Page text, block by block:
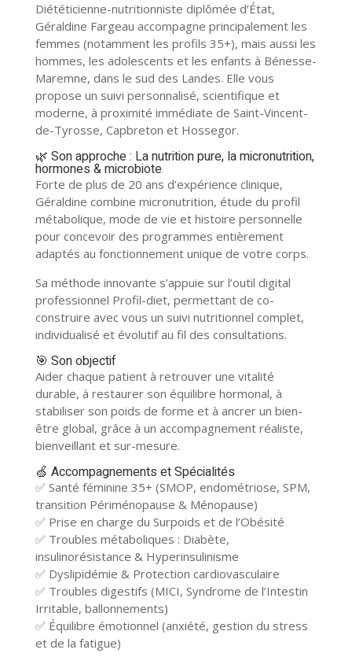
Diététicienne-nutritionniste diplômée d’État,
Géraldine Fargeau accompagne principalement les
femmes (notamment les profils 35+), mais aussi les
hommes, les adolescents et les enfants à Bénesse-
Maremne, dans le sud des Landes. Elle vous
propose un suivi personnalisé, scientifique et
moderne, à proximité immédiate de Saint-Vincent-
de-Tyrosse, Capbreton et Hossegor.
🌿 Son approche : La nutrition pure, la micronutrition,
hormones & microbiote
Forte de plus de 20 ans d’expérience clinique,
Géraldine combine micronutrition, étude du profil
métabolique, mode de vie et histoire personnelle
pour concevoir des programmes entièrement
adaptés au fonctionnement unique de votre corps.
Sa méthode innovante s’appuie sur l’outil digital
professionnel Profil-diet, permettant de co-
construire avec vous un suivi nutritionnel complet,
individualisé et évolutif au fil des consultations.
🎯 Son objectif
Aider chaque patient à retrouver une vitalité
durable, à restaurer son équilibre hormonal, à
stabiliser son poids de forme et à ancrer un bien-
être global, grâce à un accompagnement réaliste,
bienveillant et sur-mesure.
🍏 Accompagnements et Spécialités
✅ Santé féminine 35+ (SMOP, endométriose, SPM,
transition Périménopause & Ménopause)
✅ Prise en charge du Surpoids et de l’Obésité
✅ Troubles métaboliques : Diabète,
insulinorésistance & Hyperinsulinisme
✅ Dyslipidémie & Protection cardiovasculaire
✅ Troubles digestifs (MICI, Syndrome de l’Intestin
Irritable, ballonnements)
✅ Équilibre émotionnel (anxiété, gestion du stress
et de la fatigue)